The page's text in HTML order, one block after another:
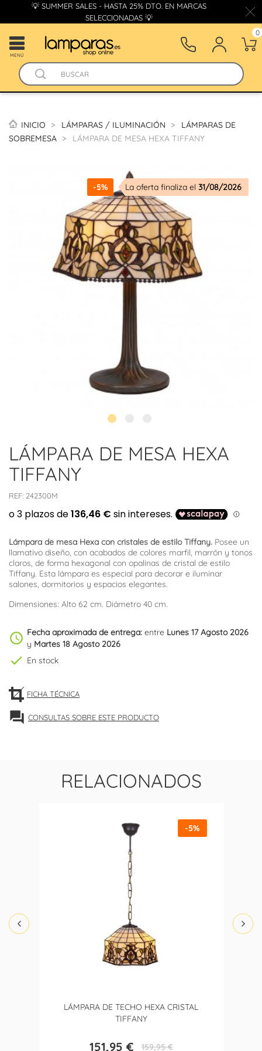
💡 SUMMER SALES - HASTA 25% DTO. EN MARCAS
SELECCIONADAS 💡
MENÚ
0
INICIO LÁMPARAS / ILUMINACIÓN
LÁMPARAS DE
SOBREMESA
LÁMPARA DE MESA HEXA TIFFANY
-5% La oferta finaliza el 31/08/2026
LÁMPARA DE MESA HEXA
TIFFANY
REF: 242300M
Lámpara de mesa Hexa con cristales de estilo Tiffany. Posee un
llamativo diseño, con acabados de colores marfil, marrón y tonos
claros, de forma hexagonal con opalinas de cristal de estilo
Tiffany. Esta lámpara es especial para decorar e iluminar
salones, dormitorios y espacios elegantes.
Dimensiones: Alto 62 cm. Diámetro 40 cm.
schedule Fecha aproximada de entrega: entre Lunes 17 Agosto 2026
y Martes 18 Agosto 2026
check En stock
FICHA TÉCNICA
forum CONSULTAS SOBRE ESTE PRODUCTO
RELACIONADOS
LÁMPARA DE TECHO HEXA CRISTAL
TIFFANY
151,95 € 159,95 €
-5%